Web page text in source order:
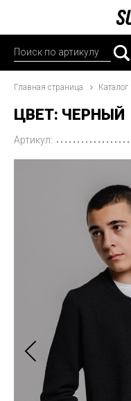
Главная страница Каталог
ЦВЕТ: ЧЕРНЫЙ
Артикул: